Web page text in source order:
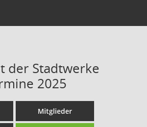
der Stadtwerke
2025
Mitglieder